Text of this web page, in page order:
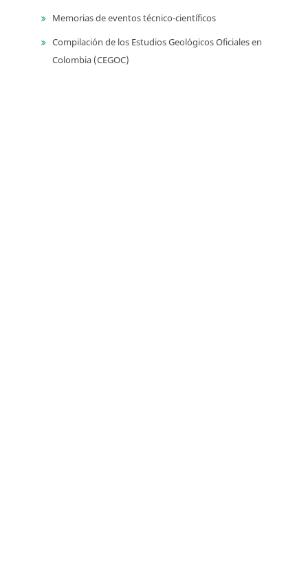
Memorias de eventos técnico-científicos
Compilación de los Estudios Geológicos Oficiales en
Colombia (CEGOC)